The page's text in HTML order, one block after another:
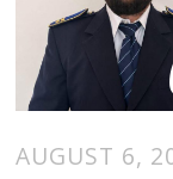
AUGUST 6,